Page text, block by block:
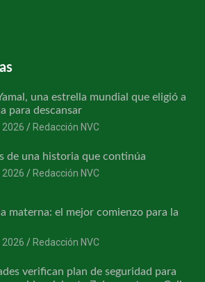
una estrella mundial que eligió a
para descansar
2026
Redacción NVC
de una historia que continúa
2026
Redacción NVC
materna: el mejor comienzo para la
2026
Redacción NVC
verifican plan de seguridad para